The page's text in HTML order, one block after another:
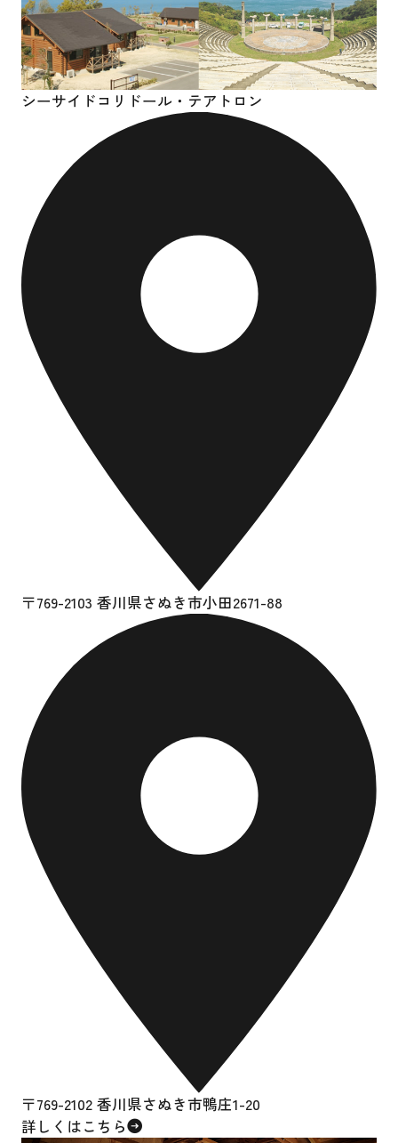
シーサイドコリドール・ テアトロン
〒769-2103 香川県さぬき市小田2671-88
〒769-2102 香川県さぬき市鴨庄1-20
詳しくはこちら